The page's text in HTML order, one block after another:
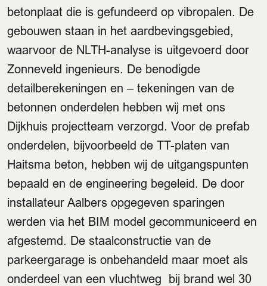
betonplaat die is gefundeerd op vibropalen. De
gebouwen staan in het aardbevingsgebied,
waarvoor de NLTH-analyse is uitgevoerd door
Zonneveld ingenieurs. De benodigde
detailberekeningen en – tekeningen van de
betonnen onderdelen hebben wij met ons
Dijkhuis projectteam verzorgd. Voor de prefab
onderdelen, bijvoorbeeld de TT-platen van
Haitsma beton, hebben wij de uitgangspunten
bepaald en de engineering begeleid. De door
installateur Aalbers opgegeven sparingen
werden via het BIM model gecommuniceerd en
afgestemd. De staalconstructie van de
parkeergarage is onbehandeld maar moet als
onderdeel van een vluchtweg bij brand wel 30